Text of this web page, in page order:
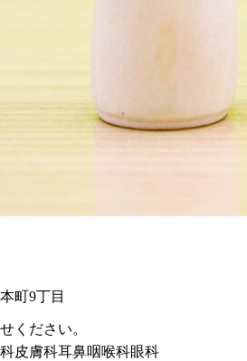
町9丁目
ください。
皮膚科耳鼻咽喉科眼科